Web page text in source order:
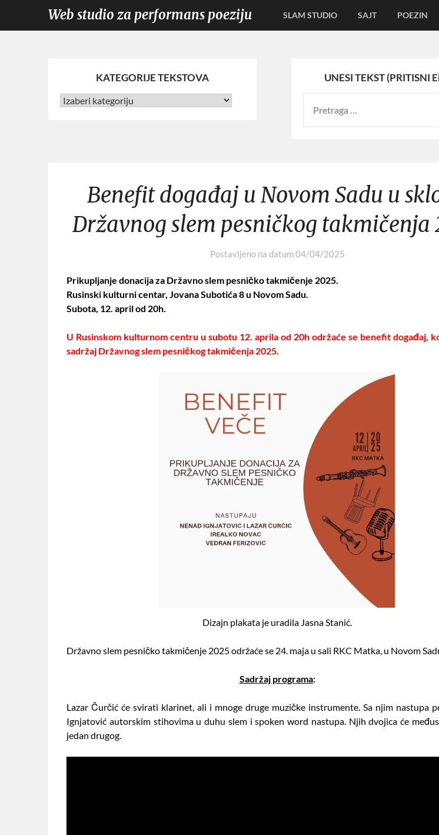
Web studio za performans poeziju SLAM STUDIO SAJT POEZIN
KATEGORIJE TEKSTOVA UNESI TEKST (PRITISNI
Benefit događaj u Novom Sadu u
Državnog slem pesničkog takmičenja
Postavljeno na datum04/04/2025
Prikupljanje donacija za Državno slem pesničko takmičenje 2025.
Rusinski kulturni centar, Jovana Subotića 8 u Novom Sadu.
Subota, 12. april od 20h.
U Rusinskom kulturnom centru u subotu 12. aprila od 20h održaće se benefit događaj,
sadržaj Državnog slem pesničkog takmičenja 2025.
Dizajn plakata je uradila Jasna Stanić.
Državno slem pesničko takmičenje 2025 održaće se 24. maja u sali RKC Matka, u Novom
Sadržaj programa:
Lazar Čurčić će svirati klarinet, ali i mnoge druge muzičke instrumente. Sa njim nastupa
Ignjatović autorskim stihovima u duhu slem i spoken word nastupa. Njih dvojica će
jedan drugog.